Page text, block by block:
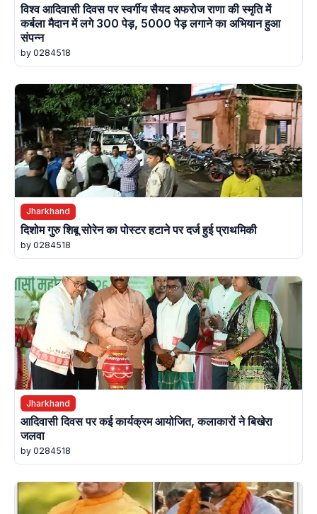
विश्व आदिवासी दिवस पर स्वर्गीय सैयद अफरोज राणा की स्मृति में
कर्बला मैदान में लगे 300 पेड़, 5000 पेड़ लगाने का अभियान हुआ
संपन्न
by 0284518
Jharkhand
दिशोम गुरु शिबू सोरेन का पोस्टर हटाने पर दर्ज हुई प्राथमिकी
by 0284518
Jharkhand
आदिवासी दिवस पर कई कार्यक्रम आयोजित, कलाकारों ने बिखेरा
जलवा
by 0284518